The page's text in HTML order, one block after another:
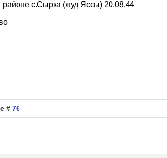
с.Сырка (жуд Яссы) 20.08.44
# 76